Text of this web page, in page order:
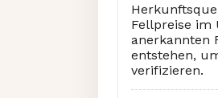
Fellpreise im
anerkannten
entstehen,
verifizieren.